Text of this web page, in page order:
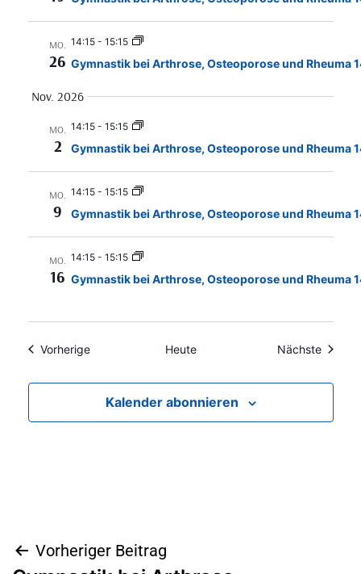
MO.
26
14:15- 15:15
Gymnastik bei Arthrose, Osteoporose und Rheuma
Nov. 2026
MO.
2
14:15- 15:15
Gymnastik bei Arthrose, Osteoporose und Rheuma
MO.
9
14:15- 15:15
Gymnastik bei Arthrose, Osteoporose und Rheuma
MO.
16
14:15- 15:15
Gymnastik bei Arthrose, Osteoporose und Rheuma
VorherigeVeranstaltungenHeute Nächste
Kalender abonnieren
Vorheriger Beitrag